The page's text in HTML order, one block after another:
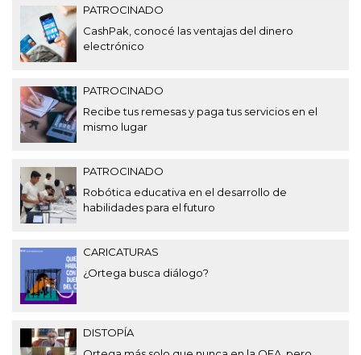
PATROCINADO
CashPak, conocé las ventajas del dinero
electrónico
PATROCINADO
Recibe tus remesas y paga tus servicios en el
mismo lugar
PATROCINADO
Robótica educativa en el desarrollo de
habilidades para el futuro
CARICATURAS
¿Ortega busca diálogo?
DISTOPÍA